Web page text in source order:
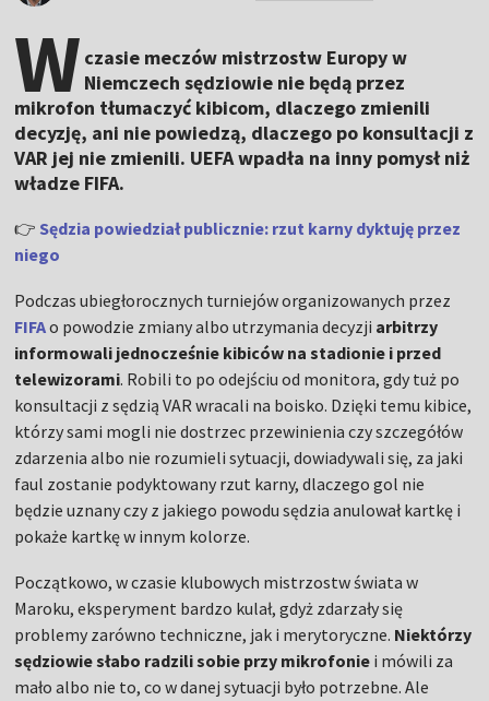
W czasie meczów mistrzostw Europy w
Niemczech sędziowie nie będą przez
mikrofon tłumaczyć kibicom, dlaczego zmienili
decyzję, ani nie powiedzą, dlaczego po konsultacji z
VAR jej nie zmienili. UEFA wpadła na inny pomysł niż
władze FIFA.
👉 Sędzia powiedział publicznie: rzut karny dyktuję przez
niego
Podczas ubiegłorocznych turniejów organizowanych przez
FIFAo powodzie zmiany albo utrzymania decyzji arbitrzy
informowali jednocześnie kibiców na stadionie i przed
telewizorami. Robili to po odejściu od monitora, gdy tuż po
konsultacji z sędzią VAR wracali na boisko. Dzięki temu kibice,
którzy sami mogli nie dostrzec przewinienia czy szczegółów
zdarzenia albo nie rozumieli sytuacji, dowiadywali się, za jaki
faul zostanie podyktowany rzut karny, dlaczego gol nie
będzie uznany czy z jakiego powodu sędzia anulował kartkę i
pokaże kartkę w innym kolorze.
Początkowo, w czasie klubowych mistrzostw świata w
Maroku, eksperyment bardzo kulał, gdyż zdarzały się
problemy zarówno techniczne, jak i merytoryczne. Niektórzy
sędziowie słabo radzili sobie przy mikrofonie i mówili za
mało albo nie to, co w danej sytuacji było potrzebne. Ale